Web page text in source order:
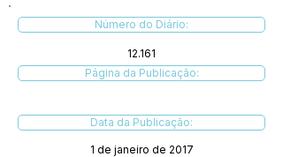
Número do Diário:
12.161
Página da Publicação:
Data da Publicação:
1 de janeiro de 2017